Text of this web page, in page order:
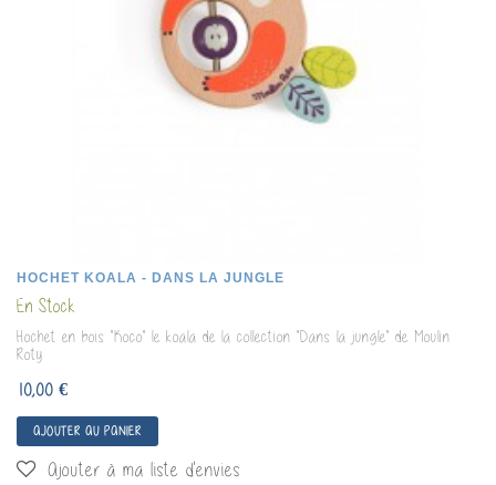
HOCHET KOALA - DANS LA JUNGLE
En Stock
Hochet en bois "Koco" le koala de la collection "Dans la jungle" de Moulin
Roty
10,00 €
AJOUTER AU PANIER
Ajouter à ma liste d'envies